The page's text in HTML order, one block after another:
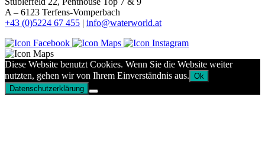
A – 6123 Terfens-Vomperbach
+43 (0)5224 67 455 | info@waterworld.at
Diese Website benutzt Cookies. Wenn Sie die Website weiter
nutzten, gehen wir von Ihrem Einverständnis aus. Ok
Datenschutzerklärung